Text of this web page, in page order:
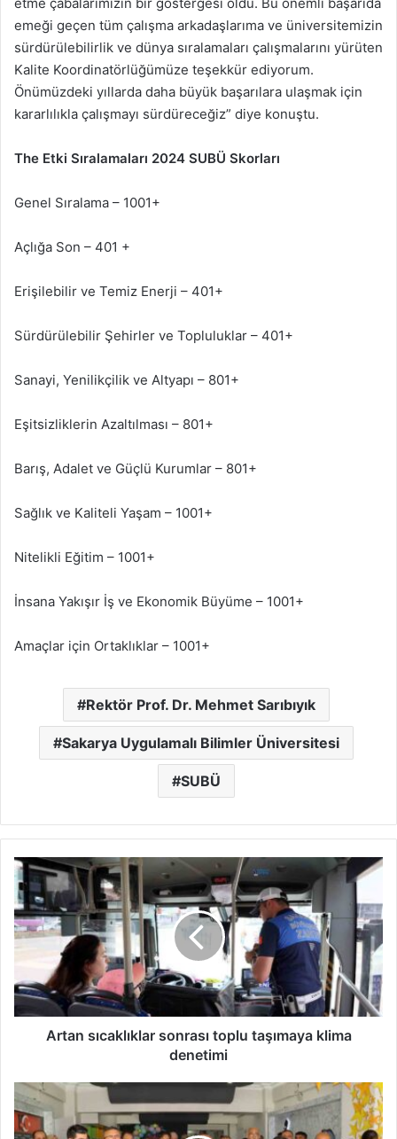
etme çabalarımızın bir göstergesi oldu. Bu önemli başarıda
emeği geçen tüm çalışma arkadaşlarıma ve üniversitemizin
sürdürülebilirlik ve dünya sıralamaları çalışmalarını yürüten
Kalite Koordinatörlüğümüze teşekkür ediyorum.
Önümüzdeki yıllarda daha büyük başarılara ulaşmak için
kararlılıkla çalışmayı sürdüreceğiz” diye konuştu.
The Etki Sıralamaları 2024 SUBÜ Skorları
Genel Sıralama – 1001+
Açlığa Son – 401 +
Erişilebilir ve Temiz Enerji – 401+
Sürdürülebilir Şehirler ve Topluluklar – 401+
Sanayi, Yenilikçilik ve Altyapı – 801+
Eşitsizliklerin Azaltılması – 801+
Barış, Adalet ve Güçlü Kurumlar – 801+
Sağlık ve Kaliteli Yaşam – 1001+
Nitelikli Eğitim – 1001+
İnsana Yakışır İş ve Ekonomik Büyüme – 1001+
Amaçlar için Ortaklıklar – 1001+
Rektör Prof. Dr. Mehmet Sarıbıyık
Sakarya Uygulamalı Bilimler Üniversitesi
SUBÜ
Artan
sıcaklıklar
sonrası
toplu
taşımaya
denetimi
Artan sıcaklıklar sonrası toplu taşımaya klima
denetimi
Sakarya’da
Bilim
Şenliği